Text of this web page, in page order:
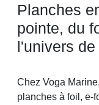
Planches
pointe, du
l'univers
Chez Voga
planches à foil, e-